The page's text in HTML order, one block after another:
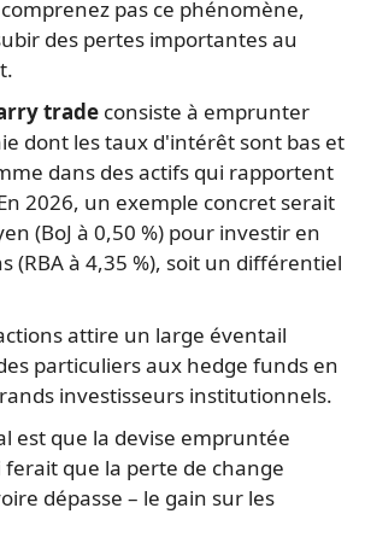
pas ce phénomène,
des pertes importantes au
trade consiste à emprunter
dont les taux d'intérêt sont bas et
dans des actifs qui rapportent
2026, un exemple concret serait
(BoJ à 0,50 %) pour investir en
(RBA à 4,35 %), soit un différentiel
attire un large éventail
particuliers aux hedge funds en
investisseurs institutionnels.
est que la devise empruntée
ferait que la perte de change
dépasse – le gain sur les